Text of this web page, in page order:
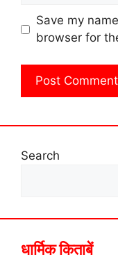
Save my
browser for
Search
धार्मिक किताबें